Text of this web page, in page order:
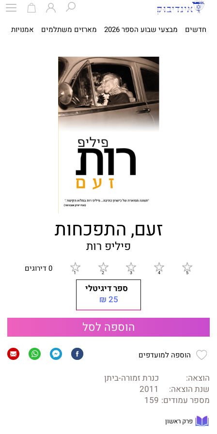
חדשים מבצעי שבוע הספר 2026 מארזים משתלמים אמנויות
זעם, התפכחות
פיליפ רות
0 דירוגים
ספר דיגיטלי
25 ₪
הוספה לסל
הוספה למועדפים
הוצאה:
כנרת זמורה-ביתן
שנת הוצאה:
2011
מספר עמודים: 159
פרק ראשון